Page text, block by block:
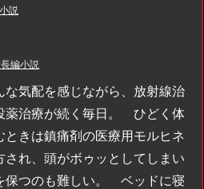
説
編小説
気配を感じながら、放射線治
薬治療が続く毎日。
ひどく体
ときは鎮痛剤の医療用モルヒネ
され、頭がボゥッとしてしまい
保つのも難しい。
ベッドに寝